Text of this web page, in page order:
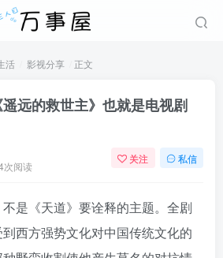
活 影视分享 正文
远的救世主》也就是电视剧
次阅读
关注 私信
是《天道》要诠释的主题。全剧
西方强势文化对中国传统文化的